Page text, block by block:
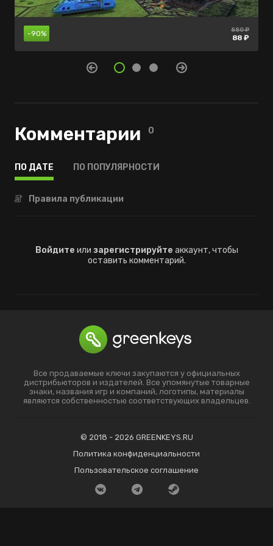
-90% 880 ₽
88 ₽
-40% 565 ₽
339 ₽
-45% 1200 ₽
660 ₽
Комментарии 0
ПО ДАТЕ ПО ПОПУЛЯРНОСТИ
Правила публикации
Войдите или зарегистрируйте аккаунт, чтобы
оставить комментарий.
Все продаваемые ключи закупаются у официальных
дистрибьюторов и издателей. Все упомянутые товарные
знаки, названия игр и компаний, логотипы, материалы
являются собственностью соответствующих владельцев.
© 2018 - 2026 GREENKEYS.RU
Политика конфиденциальности
Пользовательское соглашение